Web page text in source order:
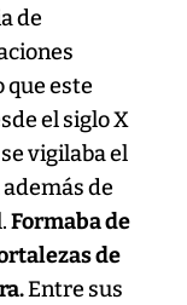
de
este
el siglo X
vigilaba el
de
Formaba de
de
Entre sus